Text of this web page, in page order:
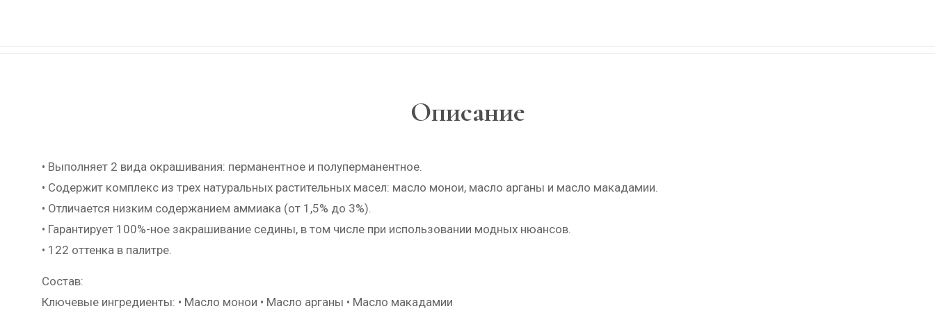
Описание
• Выполняет 2 вида окрашивания: перманентное и полуперманентное.
• Содержит комплекс из трех натуральных растительных масел: масло монои, масло арганы и масло макадамии.
• Отличается низким содержанием аммиака (от 1,5% до 3%).
• Гарантирует 100%-ное закрашивание седины, в том числе при использовании модных нюансов.
• 122 оттенка в палитре.
Состав:
Ключевые ингредиенты: • Масло монои • Масло арганы • Масло макадамии